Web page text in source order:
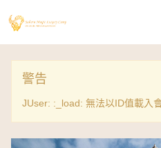
警告
JUser: :_load: 無法以ID值載入